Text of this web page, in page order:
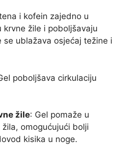
i kofein zajedno u
krvne žile i poboljšavaju
se ublažava osjećaj težine i
poboljšava cirkulaciju
žile: Gel pomaže u
omogućujući bolji
kisika u noge.